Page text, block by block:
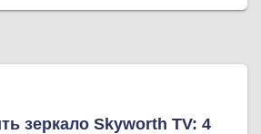
зеркало Skyworth TV: 4